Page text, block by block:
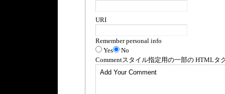
URI
Remember personal info
Yes
No
Commentスタイル指定用の一部の HTMLタ